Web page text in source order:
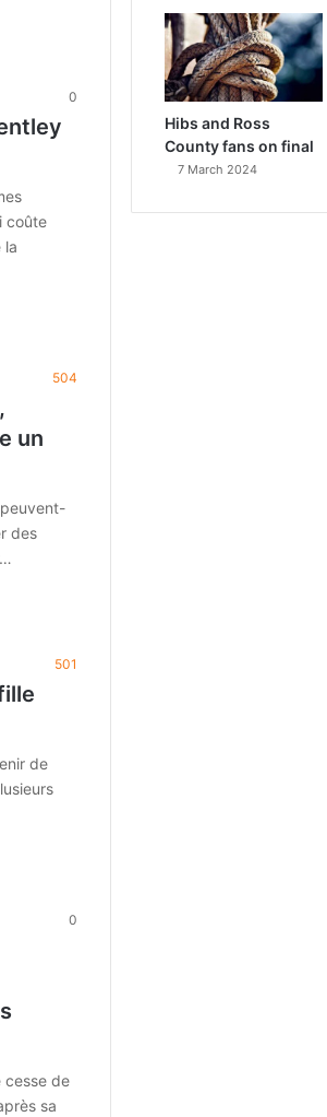
0
coûte
la
504
un
des
501
de
0
cesse de
sa
Hibs and Ross
County fans on final
7 March 2024